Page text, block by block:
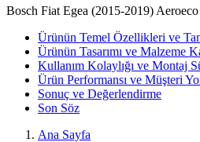
Bosch Fiat Egea (2015-2019)
Ürünün Temel Özellikleri ve
Ürünün Tasarımı ve Malzeme
Kullanım Kolaylığı ve Montaj
Ürün Performansı ve Müşteri
Sonuç ve Değerlendirme
Son Söz
Ana Sayfa